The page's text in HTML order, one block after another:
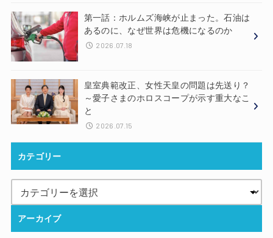
第一話：ホルムズ海峡が止まった。石油は
あるのに、なぜ世界は危機になるのか
2026.07.18
皇室典範改正、女性天皇の問題は先送り？
～愛子さまのホロスコープが示す重大なこ
と
2026.07.15
カテゴリー
アーカイブ